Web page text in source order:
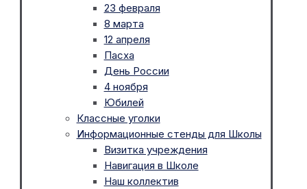
23 февраля
8 марта
12 апреля
Пасха
День России
4 ноября
Юбилей
Классные уголки
Информационные стенды для Школы
Визитка учреждения
Навигация в Школе
Наш коллектив